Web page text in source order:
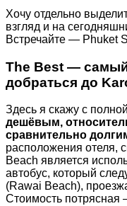
Хочу отдельно
взгляд и на
Встречайте — Phuket
The Best —
добраться до
Здесь я скажу с
дешёвым,
сравнительно
расположения отеля,
Beach является
автобус, который
(Rawai Beach),
Стоимость потрясная